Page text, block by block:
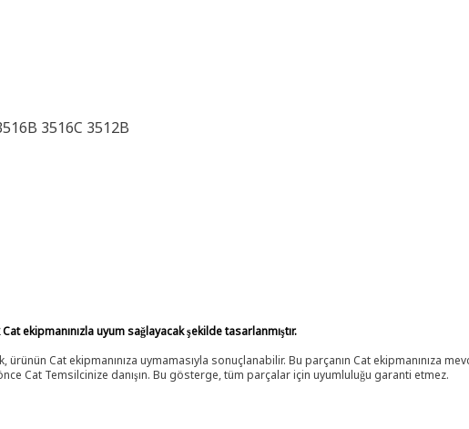
3516C 3512B
ekipmanınızla uyum sağlayacak şekilde tasarlanmıştır.
Cat ekipmanınıza uymamasıyla sonuçlanabilir. Bu parçanın Cat ekipmanınıza
Cat Temsilcinize danışın. Bu gösterge, tüm parçalar için uyumluluğu garanti etmez.